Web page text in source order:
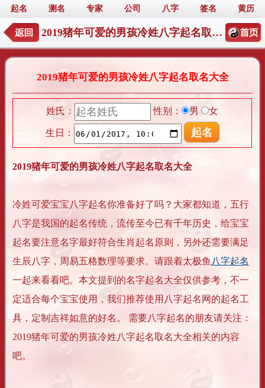
起名 测名 专家 公司 八字 签名 黄历
2019猪年可爱的男孩冷姓八字起名取名大全
2019猪年可爱的男孩冷姓八字起名取名大全
姓氏： 性别： 男 女
生日：
2019猪年可爱的男孩冷姓八字起名取名大全
冷姓可爱宝宝八字起名你准备好了吗？大家都知道，五行
八字是我国的起名传统，流传至今已有千年历史，给宝宝
起名要注意名字最好符合生肖起名原则，另外还需要满足
生辰八字，周易五格数理等要求。请跟着太极鱼 八字起名
一起来看看吧。本文提到的名字起名大全仅供参考，不一
定适合每个宝宝使用，我们推荐使用八字起名网的起名工
具，定制吉祥如意的好名。 需要八字起名的朋友请关注：
2019猪年可爱的男孩冷姓八字起名取名大全相关的内容
吧。